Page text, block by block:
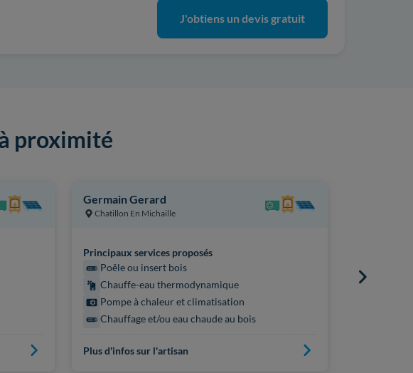
J'obtiens un devis gratuit
proximité
Germain Gerard
Chatillon En Michaille
Principaux services proposés
Poêle ou insert bois
Chauffe-eau thermodynamique
Pompe à chaleur et climatisation
Chauffage et/ou eau chaude au bois
Plus d'infos sur l'artisan